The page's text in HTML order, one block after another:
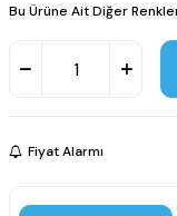
Bu Ürüne Ait Diğer
Fiyat Alarmı